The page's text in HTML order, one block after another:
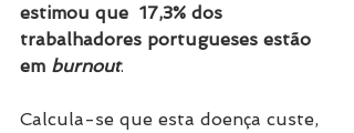
estimou que  17,3% dos
trabalhadores portugueses estão
em burnout.
Calcula-se que esta doença custe,